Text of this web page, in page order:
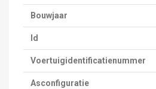
Bouwjaar
Id
Voertuigidentificatienummer
Asconfiguratie